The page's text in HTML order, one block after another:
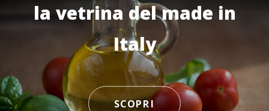
la vetrina del made in
Italy
SCOPRI